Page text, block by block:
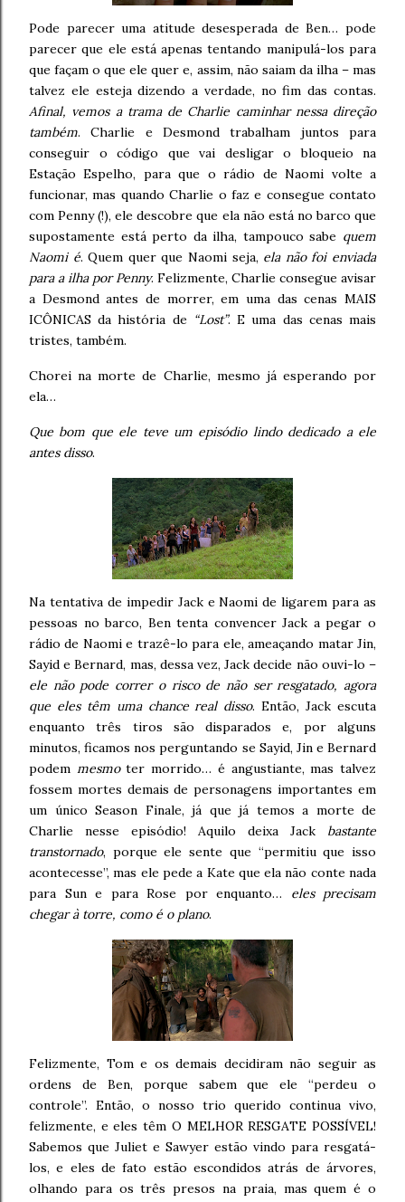
Pode parecer uma atitude desesperada de Ben… pode
parecer que ele está apenas tentando manipulá-los para
que façam o que ele quer e, assim, não saiam da ilha – mas
talvez ele esteja dizendo a verdade, no fim das contas.
Afinal, vemos a trama de Charlie caminhar nessa direção
também. Charlie e Desmond trabalham juntos para
conseguir o código que vai desligar o bloqueio na
Estação Espelho, para que o rádio de Naomi volte a
funcionar, mas quando Charlie o faz e consegue contato
com Penny (!), ele descobre que ela não está no barco que
supostamente está perto da ilha, tampouco sabe quem
Naomi é. Quem quer que Naomi seja, ela não foi enviada
para a ilha por Penny. Felizmente, Charlie consegue avisar
a Desmond antes de morrer, em uma das cenas MAIS
ICÔNICAS da história de “Lost”. E uma das cenas mais
tristes, também.
Chorei na morte de Charlie, mesmo já esperando por
ela…
Que bom que ele teve um episódio lindo dedicado a ele
antes disso.
Na tentativa de impedir Jack e Naomi de ligarem para as
pessoas no barco, Ben tenta convencer Jack a pegar o
rádio de Naomi e trazê-lo para ele, ameaçando matar Jin,
Sayid e Bernard, mas, dessa vez, Jack decide não ouvi-lo –
ele não pode correr o risco de não ser resgatado, agora
que eles têm uma chance real disso. Então, Jack escuta
enquanto três tiros são disparados e, por alguns
minutos, ficamos nos perguntando se Sayid, Jin e Bernard
podem mesmoter morrido… é angustiante, mas talvez
fossem mortes demais de personagens importantes em
um único Season Finale, já que já temos a morte de
Charlie nesse episódio! Aquilo deixa Jack bastante
transtornado, porque ele sente que “permitiu que isso
acontecesse”, mas ele pede a Kate que ela não conte nada
para Sun e para Rose por enquanto… eles precisam
chegar à torre, como é o plano.
Felizmente, Tom e os demais decidiram não seguir as
ordens de Ben, porque sabem que ele “perdeu o
controle”. Então, o nosso trio querido continua vivo,
felizmente, e eles têm O MELHOR RESGATE POSSÍVEL!
Sabemos que Juliet e Sawyer estão vindo para resgatá-
los, e eles de fato estão escondidos atrás de árvores,
olhando para os três presos na praia, mas quem é o